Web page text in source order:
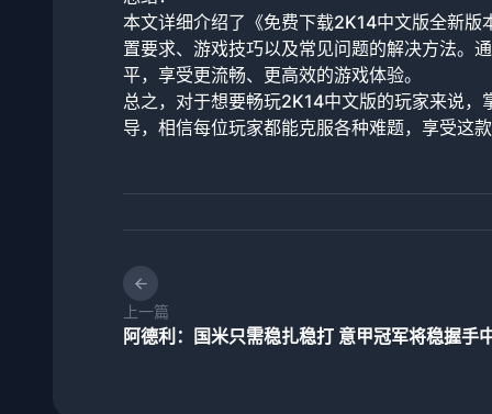
本文详细介绍了《免费下载2K14中文版全新
置要求、游戏技巧以及常见问题的解决方法。
平，享受更流畅、更高效的游戏体验。
总之，对于想要畅玩2K14中文版的玩家来说
导，相信每位玩家都能克服各种难题，享受这
上一篇
阿德利：国米只需稳扎稳打 意甲冠军将稳握手